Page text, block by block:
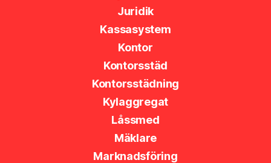
Juridik
Kassasystem
Kontor
Kontorsstäd
Kontorsstädning
Kylaggregat
Låssmed
Mäklare
Marknadsföring